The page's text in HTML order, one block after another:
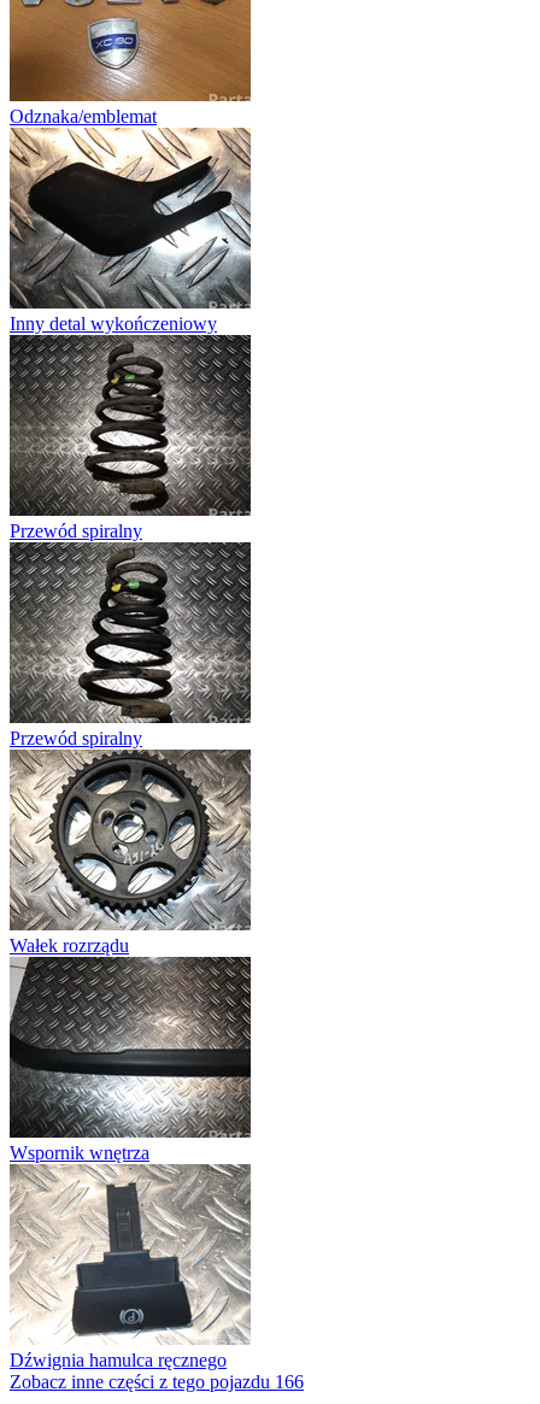
Odznaka/emblemat
Inny detal wykończeniowy
Przewód spiralny
Przewód spiralny
Wałek rozrządu
Wspornik wnętrza
Dźwignia hamulca ręcznego
Zobacz inne części z tego pojazdu 166